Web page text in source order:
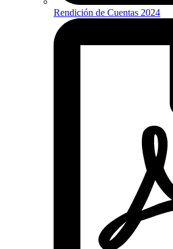
Rendición de Cuentas 2024